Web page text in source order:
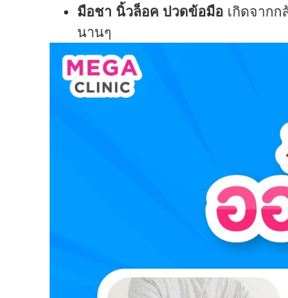
มือชา นิ้วล็อค ปวดข้อมือ เกิดจากก
นานๆ